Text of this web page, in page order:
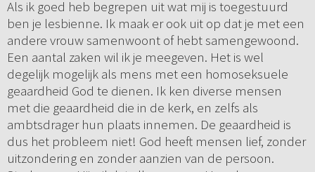
Als ik goed heb begrepen uit wat mij is toegestuurd
ben je lesbienne. Ik maak er ook uit op dat je met een
andere vrouw samenwoont of hebt samengewoond.
Een aantal zaken wil ik je meegeven. Het is wel
degelijk mogelijk als mens met een homoseksuele
geaardheid God te dienen. Ik ken diverse mensen
met die geaardheid die in de kerk, en zelfs als
ambtsdrager hun plaats innemen. De geaardheid is
dus het probleem niet! God heeft mensen lief, zonder
uitzondering en zonder aanzien van de persoon.